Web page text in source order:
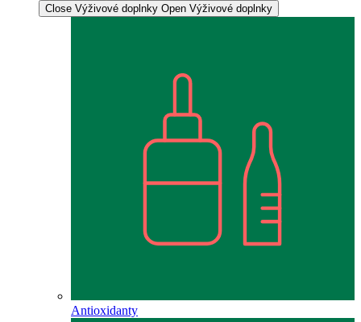
Close Výživové doplnky Open Výživové doplnky
Antioxidanty